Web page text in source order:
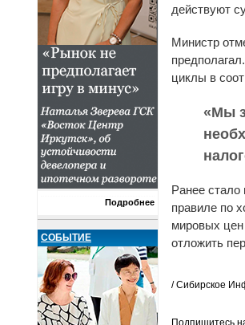
Подробнее
СОБЫТИЕ
действуют
Министр
циклы в
«Мы
Ранее стало
правиле по
мировых цен
отложить
/ Сибирское
Подпишитесь